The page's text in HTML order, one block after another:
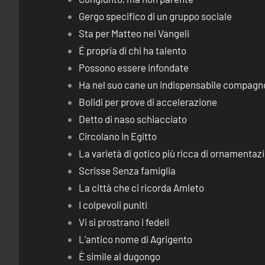
Gergo specifico di un gruppo sociale
Sta per Matteo nei Vangeli
É propria di chi ha talento
Possono essere infondate
Ha nel suo cane un indispensabile
Bolidi per prove di accelerazione
Detto di naso schiacciato
Circolano in Egitto
La varietà di gotico più ricca di
Scrisse Senza famiglia
La città che ci ricorda Amleto
I colpevoli puniti
Vi si prostrano i fedeli
L’antico nome di Agrigento
È simile al dugongo